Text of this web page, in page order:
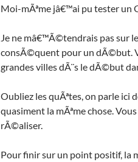
Moi-mÃªme jâ€™ai pu tester un
Je ne mâ€™Ã©tendrais pas sur
consÃ©quent pour un dÃ©but.
grandes villes dÃ¨s le dÃ©but
Oubliez les quÃªtes, on parle ici
quasiment la mÃªme chose.
rÃ©aliser.
Pour finir sur un point positif, la